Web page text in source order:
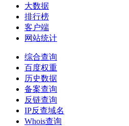
大数据
排行榜
客户端
网站统计
综合查询
百度权重
历史数据
备案查询
反链查询
IP反查域名
Whois查询